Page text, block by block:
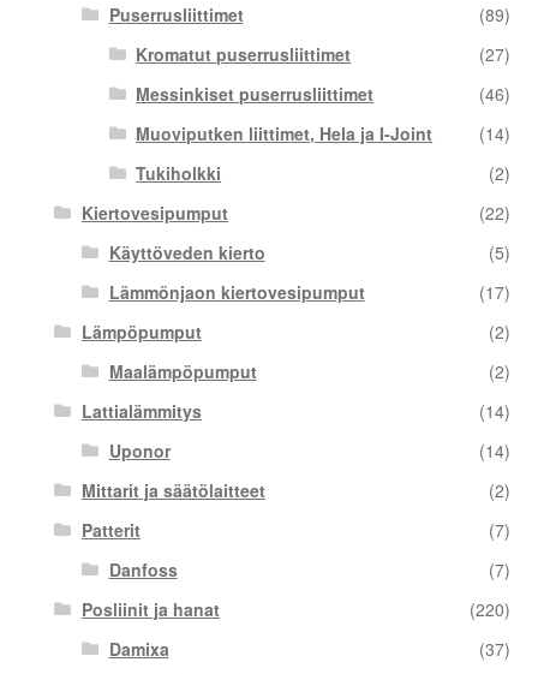
Puserrusliittimet
(89)
Kromatut puserrusliittimet
(27)
Messinkiset puserrusliittimet
(46)
Muoviputken liittimet, Hela ja I-Joint
(14)
Tukiholkki
(2)
Kiertovesipumput
(22)
Käyttöveden kierto
(5)
Lämmönjaon kiertovesipumput
(17)
Lämpöpumput
(2)
Maalämpöpumput
(2)
Lattialämmitys
(14)
Uponor
(14)
Mittarit ja säätölaitteet
(2)
Patterit
(7)
Danfoss
(7)
Posliinit ja hanat
(220)
Damixa
(37)